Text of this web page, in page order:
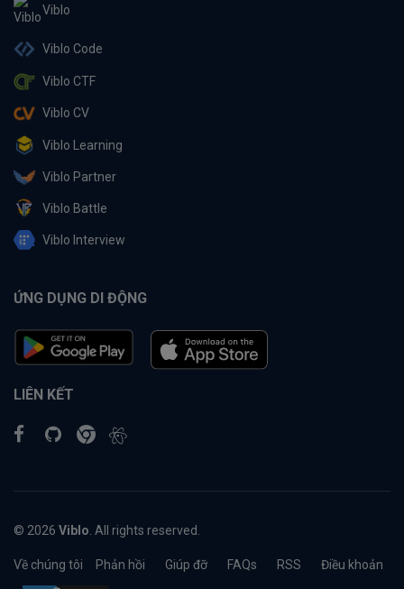
Viblo
Viblo Code
Viblo CTF
Viblo CV
Viblo Learning
Viblo Partner
Viblo Battle
Viblo Interview
ỨNG DỤNG DI ĐỘNG
LIÊN KẾT
© 2026 Viblo . All rights reserved.
Về chúng tôi Phản hồi Giúp đỡ FAQs RSS Điều khoản